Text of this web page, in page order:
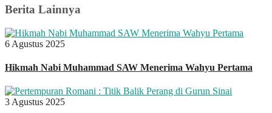
Berita Lainnya
6 Agustus 2025
Hikmah Nabi Muhammad SAW Menerima Wahyu Pertama
3 Agustus 2025